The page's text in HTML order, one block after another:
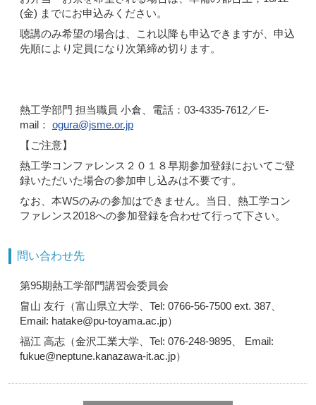
(金) までにお申込みください。
聴講のみ希望の場合は、これ以降も申込できますが、申込
先順により定員になり次第締め切ります。
熱工学部門 担当職員 小倉、電話：03-4335-7612／E-
mail： ogura@jsme.or.jp
【ご注意】
熱工学コンファレンス２０１８早期参加登録においてご登
録いただいた場合の参加申し込みは不要です。
なお、本WSのみの参加はできません。当日、熱工学コン
ファレンス2018への参加登録を合わせて行って下さい。
問い合わせ先
第95期熱工学部門講習会委員会
畠山 友行（富山県立大学、Tel: 0766-56-7500 ext. 387、
Email: hatake@pu-toyama.ac.jp）
福江 高志（金沢工業大学、Tel: 076-248-9895、 Email:
fukue@neptune.kanazawa-it.ac.jp）